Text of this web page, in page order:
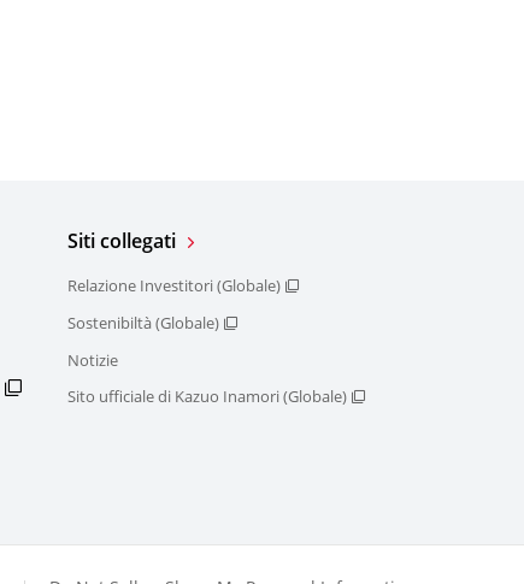
Siti collegati
Relazione Investitori (Globale)
Sostenibiltà (Globale)
Notizie
Sito ufficiale di Kazuo Inamori (Globale)